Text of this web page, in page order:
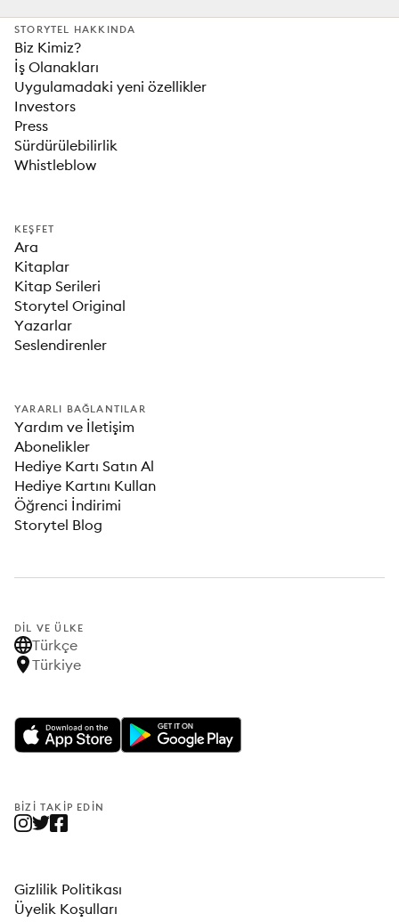
STORYTEL HAKKINDA
Biz Kimiz?
İş Olanakları
Uygulamadaki yeni özellikler
Investors
Press
Sürdürülebilirlik
Whistleblow
KEŞFET
Ara
Kitaplar
Kitap Serileri
Storytel Original
Yazarlar
Seslendirenler
YARARLI BAĞLANTILAR
Yardım ve İletişim
Abonelikler
Hediye Kartı Satın Al
Hediye Kartını Kullan
Öğrenci İndirimi
Storytel Blog
DIL VE ÜLKE
Türkçe
Türkiye
BIZI TAKIP EDIN
Gizlilik Politikası
Üyelik Koşulları